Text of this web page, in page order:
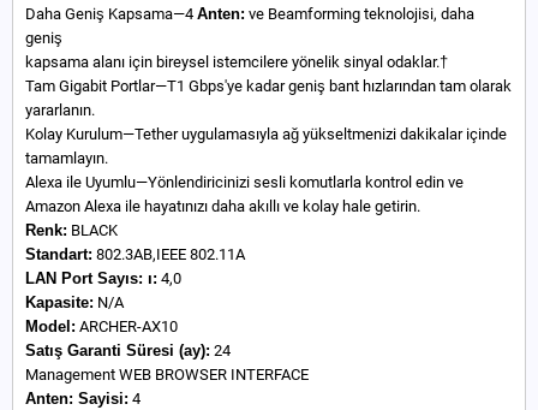
Daha Geniş Kapsama—4 Anten: ve Beamforming teknolojisi, daha
geniş
kapsama alanı için bireysel istemcilere yönelik sinyal odaklar.†
Tam Gigabit Portlar—T1 Gbps'ye kadar geniş bant hızlarından tam olarak
yararlanın.
Kolay Kurulum—Tether uygulamasıyla ağ yükseltmenizi dakikalar içinde
tamamlayın.
Alexa ile Uyumlu—Yönlendiricinizi sesli komutlarla kontrol edin ve
Amazon Alexa ile hayatınızı daha akıllı ve kolay hale getirin.
Renk: BLACK
Standart: 802.3AB,IEEE 802.11A
LAN Port Sayıs: ı: 4,0
Kapasite: N/A
Model: ARCHER-AX10
Satış Garanti Süresi (ay): 24
Management WEB BROWSER INTERFACE
Anten: Sayisi: 4